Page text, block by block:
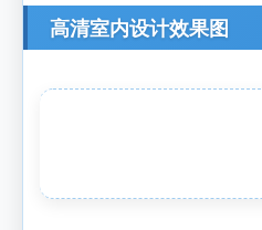
高清室内设计效果图